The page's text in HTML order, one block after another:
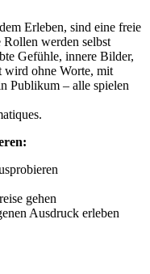
Erleben, sind eine freie
werden selbst
Gefühle, innere Bilder,
wird ohne Worte, mit
Publikum – alle spielen
gehen
Ausdruck erleben